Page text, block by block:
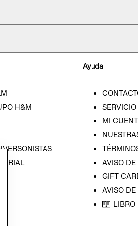
H&M
Ayuda
MI
AVISO
GIFT
AVISO DE
LIBRO